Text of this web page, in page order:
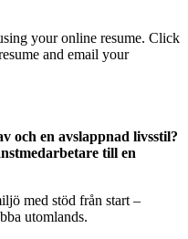
your online resume. Click
and email your
och en avslappnad livsstil?
till en
med stöd från start –
utomlands.